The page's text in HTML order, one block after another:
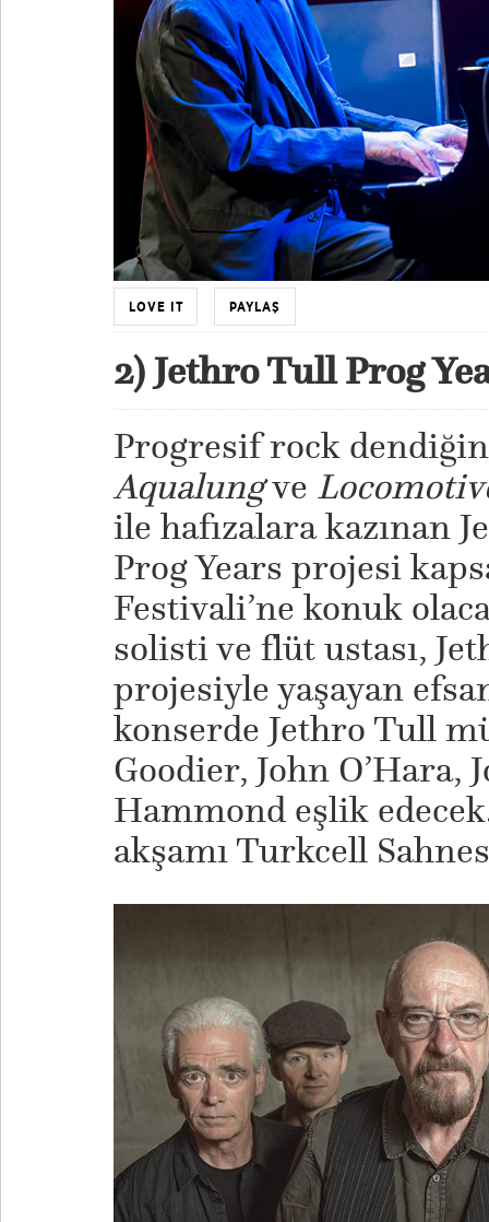
LOVE IT PAYLAŞ
2) Jethro Tull Prog
Progresif rock
Aqualungve
ile hafızalara kazınan
Prog Years projesi
Festivali’ne konuk
solisti ve flüt ustası,
projesiyle yaşayan
konserde Jethro Tull
Goodier, John O’Hara,
Hammond eşlik
akşamı Turkcell